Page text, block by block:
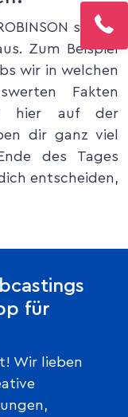
setzen
Zum Beispiel
wir in welchen
Fakten
hier auf der
dir ganz viel
des Tages
entscheiden,
für
Wir lieben